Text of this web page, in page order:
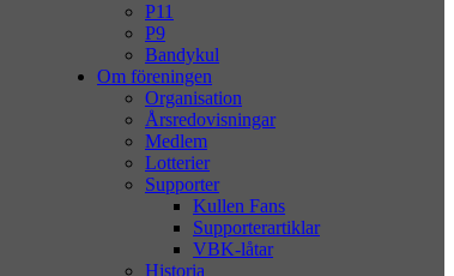
P11
P9
Bandykul
Om föreningen
Organisation
Årsredovisningar
Medlem
Lotterier
Supporter
Kullen Fans
Supporterartiklar
VBK-låtar
Historia